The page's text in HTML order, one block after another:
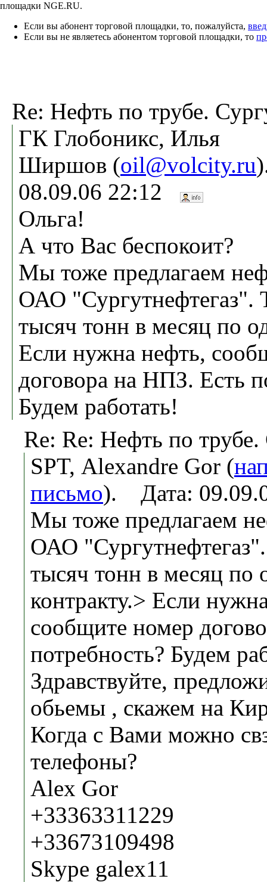
площадки NGE.RU.
Если вы абонент торговой площадки, то, пожалуйста,
Если вы не являетесь абонентом торговой площадки, то
Re: Нефть по трубе.
ГК Глобоникс, Илья
Ширшов (oil@volcity.ru
08.09.06 22:12
Ольга!
А что Вас беспокоит?
Мы тоже предлагаем
ОАО "Сургутнефтегаз".
тысяч тонн в месяц по
Если нужна нефть,
договора на НПЗ. Есть
Будем работать!
Re: Re: Нефть по трубе.
SPT, Alexandre Gor (
письмо). Дата:
Мы тоже предлагаем
ОАО
тысяч тонн в месяц по
контракту.> Если
сообщите номер
потребность? Будем
Здравствуйте,
обьемы , скажем на
Когда с Вами можно
телефоны?
Alex Gor
+33363311229
+33673109498
Skype galex11